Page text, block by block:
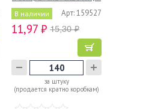
В наличии Арт: 159527
11,97 ₽ 15,30 ₽
за штуку
(продается кратно коробкам)